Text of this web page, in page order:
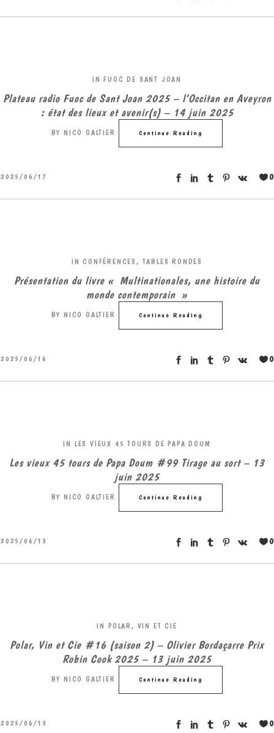
IN FUOC DE SANT JOAN
Plateau radio Fuoc de Sant Joan 2025 – l’Occitan en Aveyron
: état des lieux et avenir(s) – 14 juin 2025
BY NICO GALTIER Continue Reading
2025/06/17 0
IN CONFÉRENCES, TABLES RONDES
Présentation du livre « Multinationales, une histoire du
monde contemporain »
BY NICO GALTIER Continue Reading
2025/06/16 0
IN LES VIEUX 45 TOURS DE PAPA DOUM
Les vieux 45 tours de Papa Doum #99 Tirage au sort – 13
juin 2025
BY NICO GALTIER Continue Reading
2025/06/13 0
IN POLAR, VIN ET CIE
Polar, Vin et Cie #16 (saison 2) – Olivier Bordaçarre Prix
Robin Cook 2025 – 13 juin 2025
BY NICO GALTIER Continue Reading
2025/06/13 0